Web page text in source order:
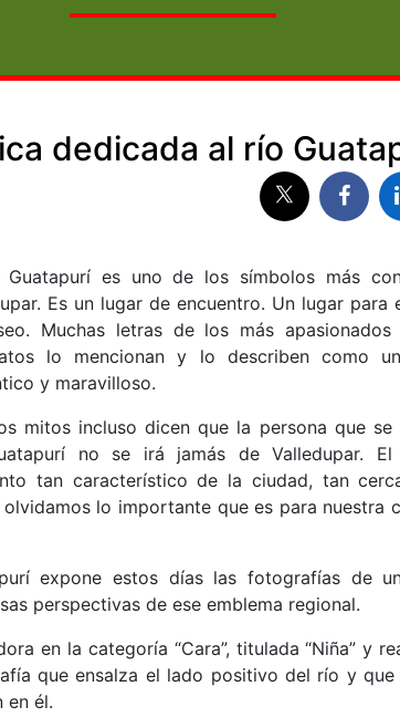
dedicada al río
es uno de los símbolos más
Es un lugar de encuentro. Un lugar para
Muchas letras de los más apasionados
lo mencionan y lo describen como
y maravilloso.
mitos incluso dicen que la persona que se
no se irá jamás de Valledupar.
tan característico de la ciudad, tan
lo importante que es para nuestra
expone estos días las fotografías de
perspectivas de ese emblema regional.
en la categoría “Cara”, titulada “Niña” y
que ensalza el lado positivo del río y que
en él.